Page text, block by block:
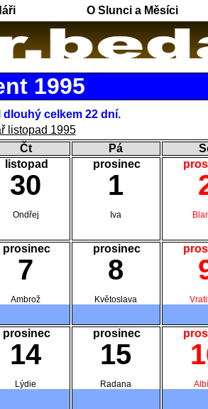
O Slunci a Měsíci
1995
celkem 22 dní.
listopad 1995
Čt Pá
listopad
30
Ondřej
prosinec
1
Iva
prosinec
7
Ambrož
prosinec
8
Květoslava
prosinec
14
Lýdie
prosinec
15
Radana